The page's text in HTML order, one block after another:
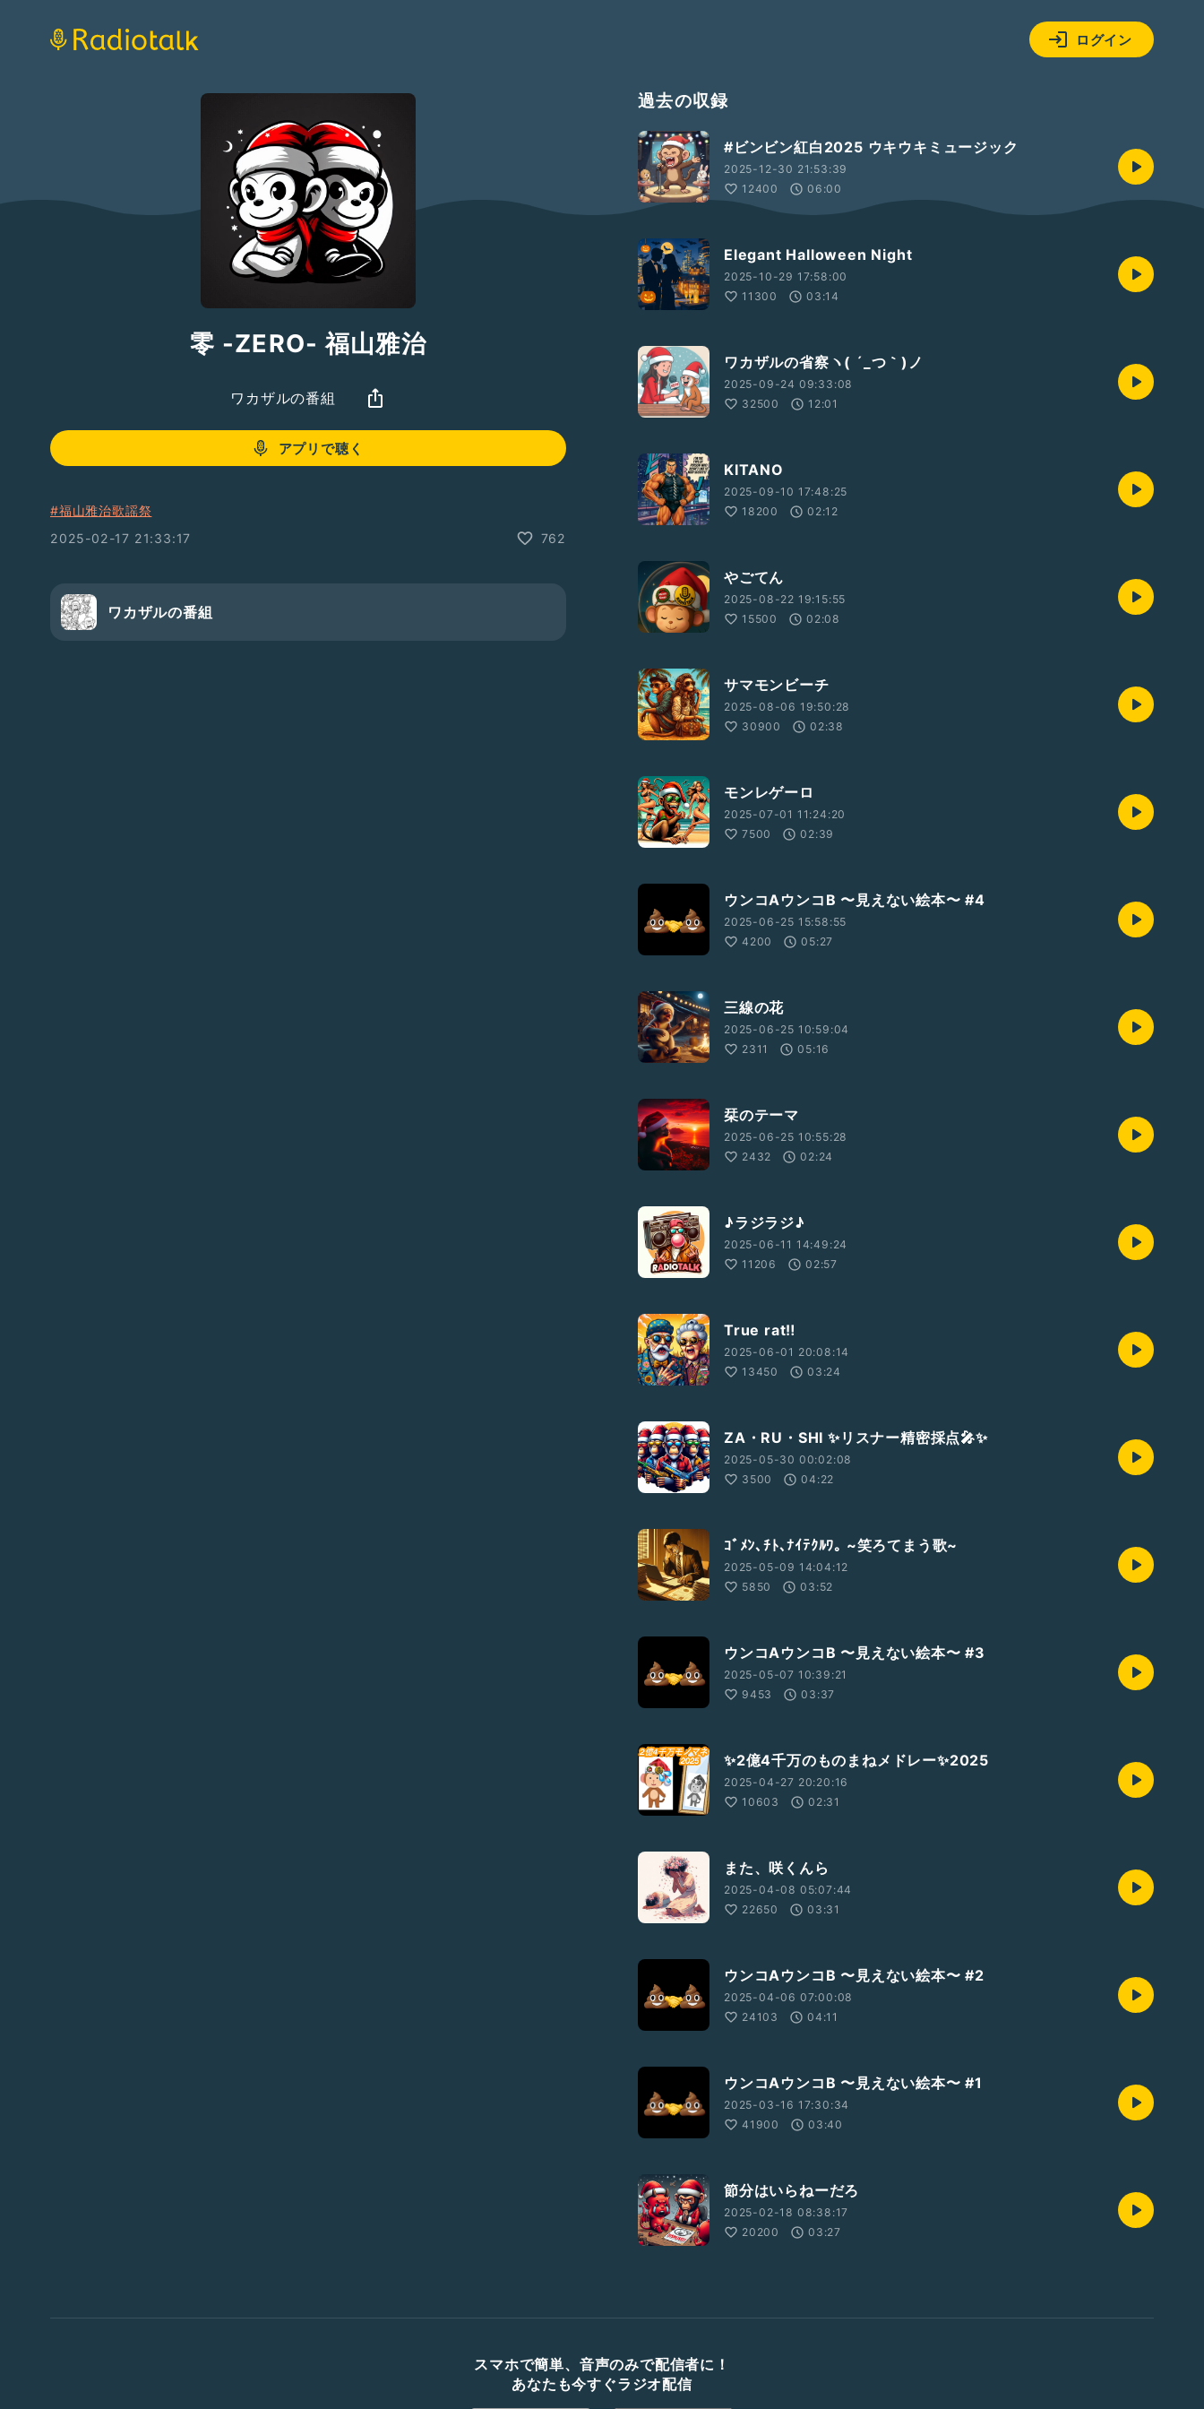
ログイン
零 -ZERO- 福山雅治
ワカザルの番組
アプリで聴く
#福山雅治歌謡祭
2025-02-17 21:33:17
762
ワカザルの番組
過去の収録
#ビンビン紅白2025 ウキウキミュージック
2025-12-30 21:53:39
12400
06:00
Elegant Halloween Night
2025-10-29 17:58:00
11300
03:14
ワカザルの省察ヽ( ´_つ｀)ノ
2025-09-24 09:33:08
32500
12:01
KITANO
2025-09-10 17:48:25
18200
02:12
やごてん
2025-08-22 19:15:55
15500
02:08
サマモンビーチ
2025-08-06 19:50:28
30900
02:38
モンレゲーロ
2025-07-01 11:24:20
7500
02:39
ウンコAウンコB 〜見えない絵本〜 #4
2025-06-25 15:58:55
4200
05:27
三線の花
2025-06-25 10:59:04
2311
05:16
栞のテーマ
2025-06-25 10:55:28
2432
02:24
♪ラジラジ♪
2025-06-11 14:49:24
11206
02:57
True rat‼︎
2025-06-01 20:08:14
13450
03:24
ZA・RU・SHI ✨リスナー精密採点🎤✨
2025-05-30 00:02:08
3500
04:22
ｺﾞﾒﾝ､ﾁﾄ､ﾅｲﾃｸﾙﾜ｡ ~笑ろてまう歌~
2025-05-09 14:04:12
5850
03:52
ウンコAウンコB 〜見えない絵本〜 #3
2025-05-07 10:39:21
9453
03:37
✨2億4千万のものまねメドレー✨2025
2025-04-27 20:20:16
10603
02:31
また、咲くんら
2025-04-08 05:07:44
22650
03:31
ウンコAウンコB 〜見えない絵本〜 #2
2025-04-06 07:00:08
24103
04:11
ウンコAウンコB 〜見えない絵本〜 #1
2025-03-16 17:30:34
41900
03:40
節分はいらねーだろ
2025-02-18 08:38:17
20200
03:27
スマホで簡単、音声のみで配信者に！
あなたも今すぐラジオ配信